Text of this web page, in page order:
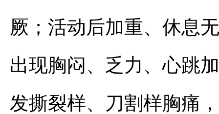
厥；活动后加重、休息
出现胸闷、乏力、心跳
发撕裂样、刀割样胸痛